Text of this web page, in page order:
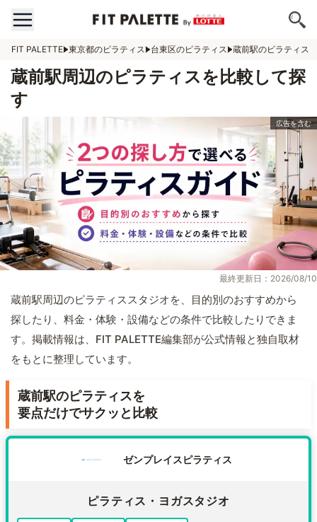
FIT PALETTE 東京都のピラティス 台東区のピラティス 蔵前駅のピラティス
蔵前駅周辺のピラティスを比較して探
す
最終更新日：2026/08/10
蔵前駅周辺のピラティススタジオを、目的別のおすすめから
探したり、料金・体験・設備などの条件で比較したりできま
す。掲載情報は、FIT PALETTE編集部が公式情報と独自取材
をもとに整理しています。
蔵前駅のピラティスを
要点だけでサクッと比較
ゼンプレイスピラティス
ピラティス・ヨガスタジオ